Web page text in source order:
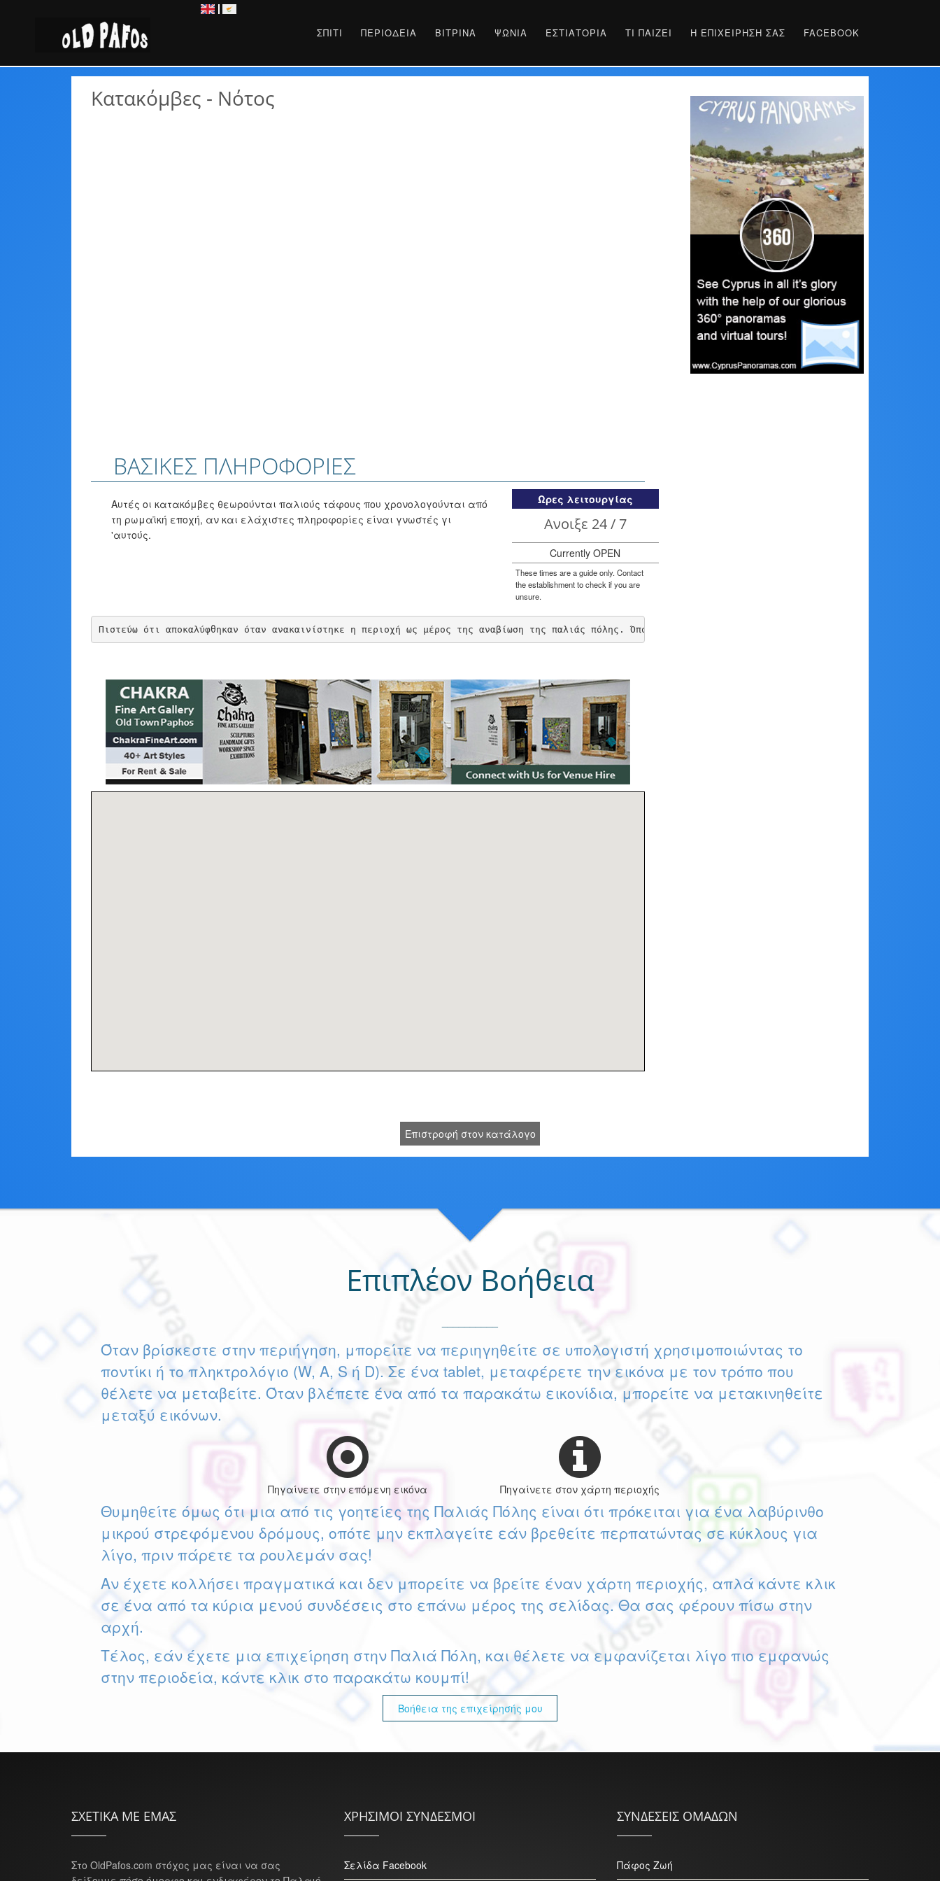
ΣΠΊΤΙ ΠΕΡΙΟΔΕΊΑ ΒΙΤΡΊΝΑ ΨΏΝΙΑ ΕΣΤΙΑΤΌΡΙΑ ΤΙ ΠΑΊΖΕΙ Η ΕΠΙΧΕΊΡΗΣΉ ΣΑΣ FACEBOOK
Κατακόμβες - Νότος
ΒΑΣΙΚΈΣ ΠΛΗΡΟΦΟΡΊΕΣ
Αυτές οι κατακόμβες θεωρούνται παλιούς τάφους που χρονολογούνται από
τη ρωμαϊκή εποχή, αν και ελάχιστες πληροφορίες είναι γνωστές γι
'αυτούς.
Ωρες λειτουργίας
Ανοιξε 24 / 7
Currently OPEN
These times are a guide only. Contact
the establishment to check if you are
unsure.
Πιστεύω ότι αποκαλύφθηκαν όταν ανακαινίστηκε η περιοχή ως μέρος της αναβίωση της παλιάς πόλης. Όποια και αν είναι η προέλευσή τους, είναι
Επιστροφή στον κατάλογο
Επιπλέον Βοήθεια
Όταν βρίσκεστε στην περιήγηση, μπορείτε να περιηγηθείτε σε υπολογιστή χρησιμοποιώντας το
ποντίκι ή το πληκτρολόγιο (W, A, S ή D). Σε ένα tablet, μεταφέρετε την εικόνα με τον τρόπο που
θέλετε να μεταβείτε. Όταν βλέπετε ένα από τα παρακάτω εικονίδια, μπορείτε να μετακινηθείτε
μεταξύ εικόνων.
Πηγαίνετε στην επόμενη εικόνα Πηγαίνετε στον χάρτη περιοχής
Θυμηθείτε όμως ότι μια από τις γοητείες της Παλιάς Πόλης είναι ότι πρόκειται για ένα λαβύρινθο
μικρού στρεφόμενου δρόμους, οπότε μην εκπλαγείτε εάν βρεθείτε περπατώντας σε κύκλους για
λίγο, πριν πάρετε τα ρουλεμάν σας!
Αν έχετε κολλήσει πραγματικά και δεν μπορείτε να βρείτε έναν χάρτη περιοχής, απλά κάντε κλικ
σε ένα από τα κύρια μενού συνδέσεις στο επάνω μέρος της σελίδας. Θα σας φέρουν πίσω στην
αρχή.
Τέλος, εάν έχετε μια επιχείρηση στην Παλιά Πόλη, και θέλετε να εμφανίζεται λίγο πιο εμφανώς
στην περιοδεία, κάντε κλικ στο παρακάτω κουμπί!
Βοήθεια της επιχείρησής μου
ΣΧΕΤΙΚΑ ΜΕ ΕΜΑΣ
Στο OldPafos.com στόχος μας είναι να σας
ΧΡΗΣΙΜΟΙ ΣΥΝΔΕΣΜΟΙ
Σελίδα Facebook
ΣΥΝΔΕΣΕΙΣ ΟΜΑΔΩΝ
Πάφος Ζωή